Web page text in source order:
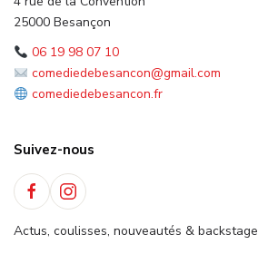
25000 Besançon
06 19 98 07 10
comediedebesancon@gmail.com
comediedebesancon.fr
Suivez-nous
Actus, coulisses, nouveautés & backstage